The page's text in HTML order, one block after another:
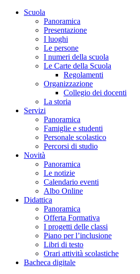
Scuola
Panoramica
Presentazione
I luoghi
Le persone
I numeri della scuola
Le Carte della Scuola
Regolamenti
Organizzazione
Collegio dei docenti
La storia
Servizi
Panoramica
Famiglie e studenti
Personale scolastico
Percorsi di studio
Novità
Panoramica
Le notizie
Calendario eventi
Albo Online
Didattica
Panoramica
Offerta Formativa
I progetti delle classi
Piano per l’inclusione
Libri di testo
Orari attività scolastiche
Bacheca digitale